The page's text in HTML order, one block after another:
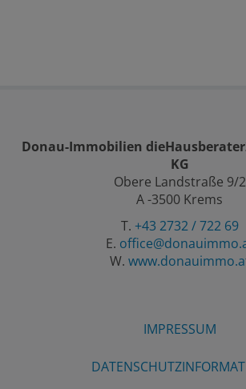
Donau-Immobilien
KG
Obere Landstraße 9/2
A -3500 Krems
T. +43 2732 / 722 69
E.
W.
IMPRESSUM